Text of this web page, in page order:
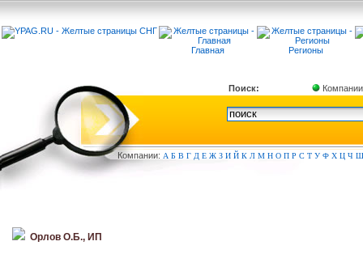
Главная Регионы
Поиск: Компании
Компании: А Б В Г Д Е Ж З И Й К Л М Н О П Р С Т У Ф Х Ц Ч Ш
Орлов О.Б., ИП